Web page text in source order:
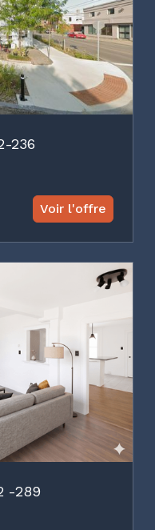
236
Voir l'offre
-289